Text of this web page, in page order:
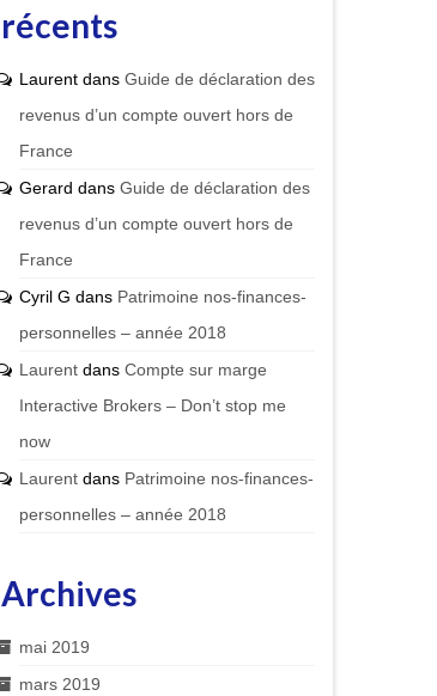
récents
Laurentdans Guide de déclaration des
revenus d’un compte ouvert hors de
France
Gerard dans Guide de déclaration des
revenus d’un compte ouvert hors de
France
Cyril G dans Patrimoine nos-finances-
personnelles – année 2018
Laurentdans Compte sur marge
Interactive Brokers – Don’t stop me
now
Laurentdans Patrimoine nos-finances-
personnelles – année 2018
Archives
mai 2019
mars 2019